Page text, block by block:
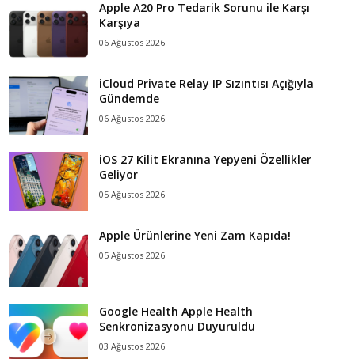
Apple A20 Pro Tedarik Sorunu ile Karşı
Karşıya
06 Ağustos 2026
iCloud Private Relay IP Sızıntısı Açığıyla
Gündemde
06 Ağustos 2026
iOS 27 Kilit Ekranına Yepyeni Özellikler
Geliyor
05 Ağustos 2026
Apple Ürünlerine Yeni Zam Kapıda!
05 Ağustos 2026
Google Health Apple Health
Senkronizasyonu Duyuruldu
03 Ağustos 2026